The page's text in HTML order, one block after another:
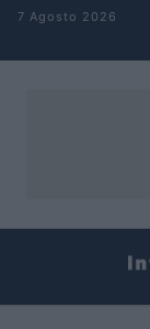
Salta al contenuto
7 Agosto 2026